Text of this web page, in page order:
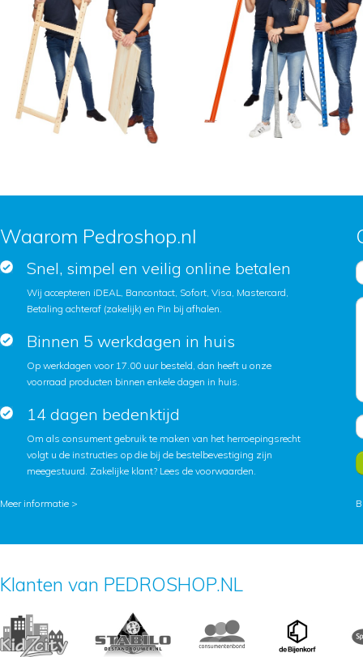
Waarom Pedroshop.nl
Snel, simpel en veilig online betalen
Wij accepteren iDEAL, Bancontact, Sofort, Visa, Mastercard,
Betaling achteraf (zakelijk) en Pin bij afhalen.
Binnen 5 werkdagen in huis
Op werkdagen voor 17.00 uur besteld, dan heeft u onze
voorraad producten binnen enkele dagen in huis.
14 dagen bedenktijd
Om als consument gebruik te maken van het herroepingsrecht
volgt u de instructies op die bij de bestelbevestiging zijn
meegestuurd. Zakelijke klant? Lees de voorwaarden.
Meer informatie >
Klanten van PEDROSHOP.NL